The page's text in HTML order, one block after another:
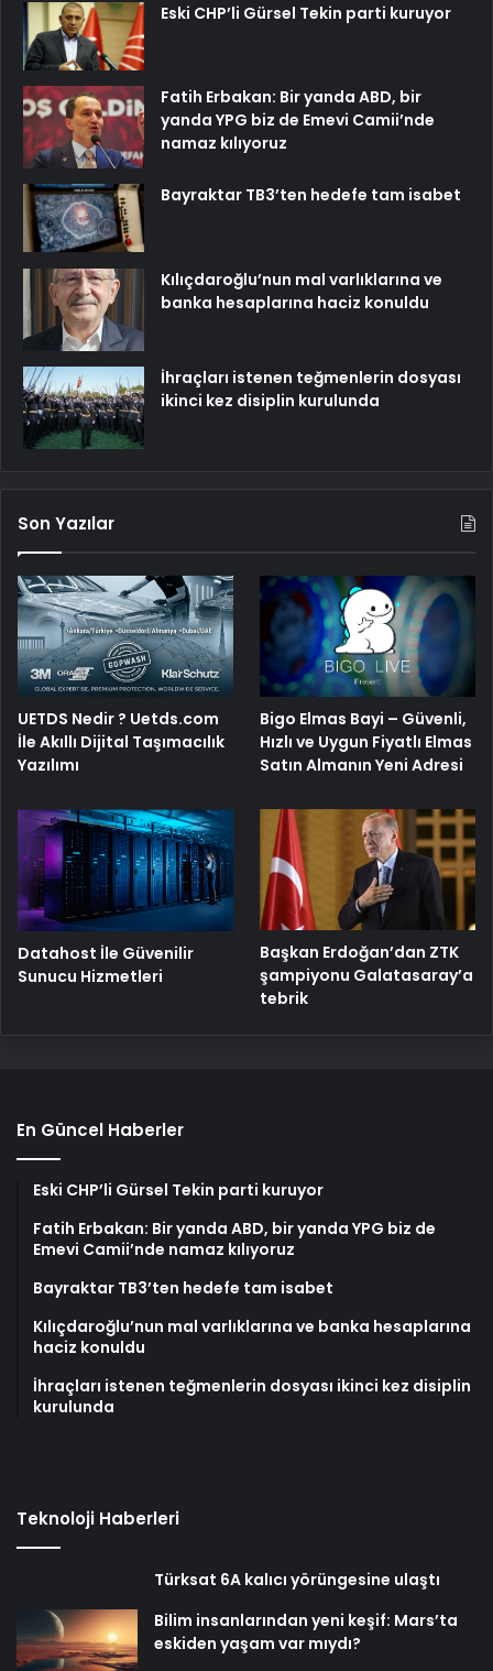
Eski CHP’li Gürsel Tekin parti kuruyor
Fatih Erbakan: Bir yanda ABD, bir
yanda YPG biz de Emevi Camii’nde
namaz kılıyoruz
Bayraktar TB3’ten hedefe tam isabet
Kılıçdaroğlu’nun mal varlıklarına ve
banka hesaplarına haciz konuldu
İhraçları istenen teğmenlerin dosyası
ikinci kez disiplin kurulunda
Son Yazılar
UETDS Nedir ? Uetds.com
İle Akıllı Dijital Taşımacılık
Yazılımı
Bigo Elmas Bayi – Güvenli,
Hızlı ve Uygun Fiyatlı Elmas
Satın Almanın Yeni Adresi
Datahost İle Güvenilir
Sunucu Hizmetleri
Başkan Erdoğan’dan ZTK
şampiyonu Galatasaray’a
tebrik
En Güncel Haberler
Eski CHP’li Gürsel Tekin parti kuruyor
Fatih Erbakan: Bir yanda ABD, bir yanda YPG biz de
Emevi Camii’nde namaz kılıyoruz
Bayraktar TB3’ten hedefe tam isabet
Kılıçdaroğlu’nun mal varlıklarına ve banka hesaplarına
haciz konuldu
İhraçları istenen teğmenlerin dosyası ikinci kez disiplin
kurulunda
Teknoloji Haberleri
Türksat 6A kalıcı yörüngesine ulaştı
Bilim insanlarından yeni keşif: Mars’ta
eskiden yaşam var mıydı?